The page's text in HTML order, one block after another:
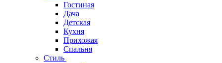
Гостиная
Дача
Детская
Кухня
Прихожая
Спальня
Стиль